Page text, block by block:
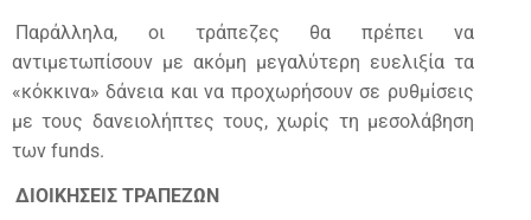
Παράλληλα, οι τράπεζες θα πρέπει να
αντιμετωπίσουν με ακόμη μεγαλύτερη ευελιξία τα
«κόκκινα» δάνεια και να προχωρήσουν σε ρυθμίσεις
με τους δανειολήπτες τους, χωρίς τη μεσολάβηση
των funds.
ΔΙΟΙΚΗΣΕΙΣ ΤΡΑΠΕΖΩΝ